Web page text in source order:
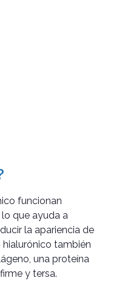
funcionan
que ayuda a
la apariencia de
hialurónico también
una proteína
y tersa.